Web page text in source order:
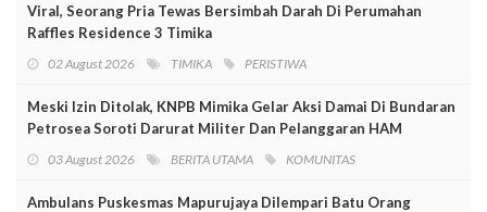
Viral, Seorang Pria Tewas Bersimbah Darah Di Perumahan
Raffles Residence 3 Timika
02 August 2026 TIMIKA PERISTIWA
Meski Izin Ditolak, KNPB Mimika Gelar Aksi Damai Di Bundaran
Petrosea Soroti Darurat Militer Dan Pelanggaran HAM
03 August 2026 BERITA UTAMA KOMUNITAS
Ambulans Puskesmas Mapurujaya Dilempari Batu Orang